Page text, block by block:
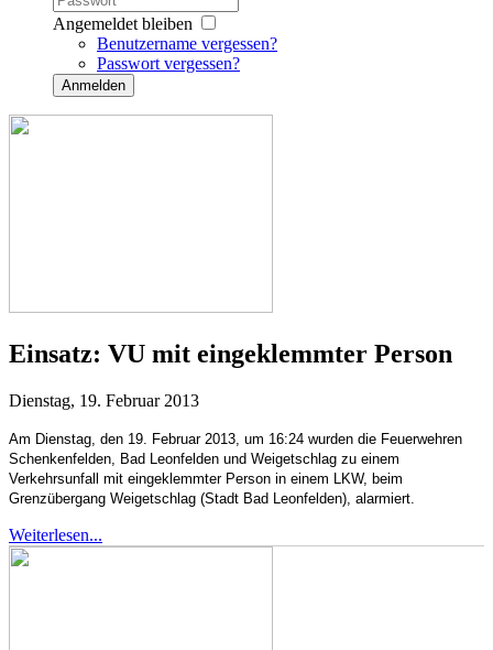
Angemeldet bleiben
Benutzername vergessen?
Passwort vergessen?
Anmelden
Einsatz: VU mit eingeklemmter Person
Dienstag, 19. Februar 2013
Am Dienstag, den 19. Februar 2013, um 16:24 wurden die Feuerwehren
Schenkenfelden, Bad Leonfelden und Weigetschlag zu einem
Verkehrsunfall mit eingeklemmter Person in einem LKW, beim
Grenzübergang Weigetschlag (Stadt Bad Leonfelden), alarmiert.
Weiterlesen...